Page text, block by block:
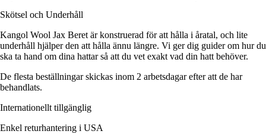
Skötsel och Underhåll
Kangol Wool Jax Beret är konstruerad för att hålla i åratal, och lite
underhåll hjälper den att hålla ännu längre. Vi ger dig guider om hur du
ska ta hand om dina hattar så att du vet exakt vad din hatt behöver.
De flesta beställningar skickas inom 2 arbetsdagar efter att de har
behandlats.
Internationellt tillgänglig
Enkel returhantering i USA